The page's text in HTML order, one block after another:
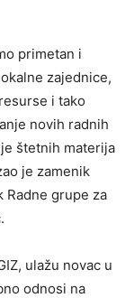
primetan i
zajednice,
i tako
novih radnih
štetnih materija
je zamenik
grupe za
ulažu novac u
odnosi na